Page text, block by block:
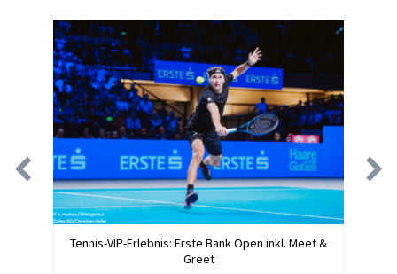
Tennis-VIP-Erlebnis: Erste Bank Open inkl. Meet &
Greet